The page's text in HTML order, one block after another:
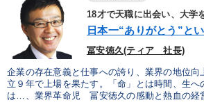
18才で天職に出会い、大学
日本一“ありがとう”と
冨安徳久(ティア 社長)
企業の存在意義と仕事への誇り、業界の地位向
立９年で上場を果たす。「命」とは時間、生へ
は…、業界革命児 冨安徳久の感動と熱血の経